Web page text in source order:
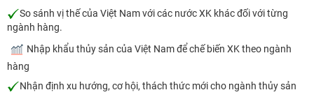
So sánh vị thế của Việt Nam với các nước XK khác đối với từng
ngành hàng.
Nhập khẩu thủy sản của Việt Nam để chế biến XK theo ngành
hàng
Nhận định xu hướng, cơ hội, thách thức mới cho ngành thủy sản